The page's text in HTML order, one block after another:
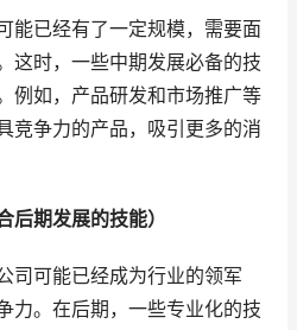
能已经有了一定规模，需要面
这时，一些中期发展必备的技
例如，产品研发和市场推广等
竞争力的产品，吸引更多的消
后期发展的技能）
司可能已经成为行业的领军
力。在后期，一些专业化的技